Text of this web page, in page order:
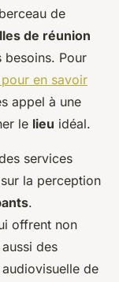
de
de réunion
besoins. Pour
en savoir
appel à une
le lieu idéal.
services
la perception
.
offrent non
des
de